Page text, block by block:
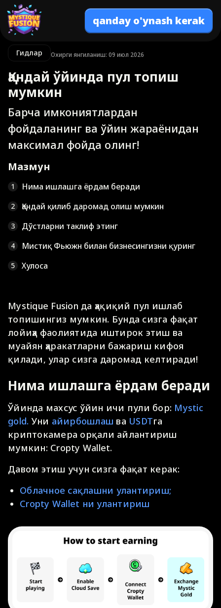
qanday o'ynash kerak
Гидлар Охирги янгиланиш: 09 июл 2026
Қандай ўйинда пул топиш
мумкин
Барча имкониятлардан
фойдаланинг ва ўйин жараёнидан
максимал фойда олинг!
Мазмун
1 Нима ишлашга ёрдам беради
2 Қандай қилиб даромад олиш мумкин
3 Дўстларни таклиф этинг
4 Мистиқ Фьюжн билан бизнесингизни қуринг
5 Хулоса
Mystique Fusion да ҳақиқий пул ишлаб
топишингиз мумкин. Бунда сизга фақат
лойиҳа фаолиятида иштирок этиш ва
муайян ҳаракатларни бажариш кифоя
қилади, улар сизга даромад келтиради!
Нима ишлашга ёрдам беради
Ўйинда махсус ўйин ичи пули бор: Mystic
gold. Уни айирбошлаш ва USDTга
криптокамера орқали айлантириш
мумкин: Cropty Wallet.
Давом этиш учун сизга фақат керак:
Облачное сақлашни улантириш;
Cropty Wallet ни улантириш